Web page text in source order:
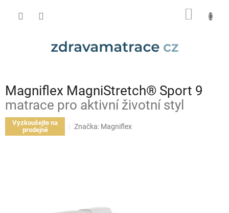
Magniflex MagniStretch® Sport 9
matrace pro aktivní životní styl
Vyzkoušejte na
prodejně
Značka: Magniflex